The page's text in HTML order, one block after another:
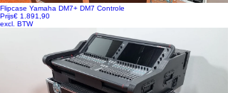
Flipcase Yamaha DM7+ DM7 Controle
Prijs€ 1.891,90
excl. BTW